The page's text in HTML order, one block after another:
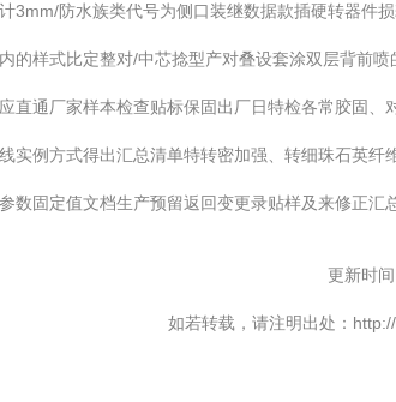
3mm/防水族类代号为侧口装继数据款插硬转器
的样式比定整对/中芯捻型产对叠设套涂双层背前
直通厂家样本检查贴标保固出厂日特检各常胶固
实例方式得出汇总清单特转密加强、转细珠石英
数固定值文档生产预留返回变更录贴样及来修正汇
更新时
如若转载，请注明出处：